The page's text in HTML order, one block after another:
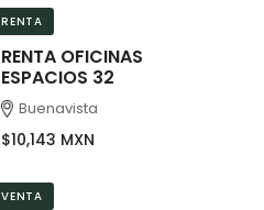
RENTA
RENTA OFICINAS
ESPACIOS 32
Buenavista
$10,143 MXN
VENTA